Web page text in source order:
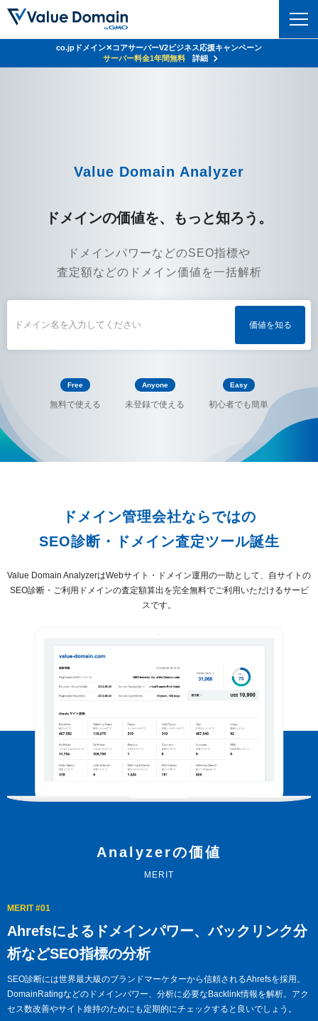
ドメイン価格一覧
.jpドメインオークション
gTLDオークション NEW!
.jpドメインバックオーダー
人気ドメインの種類
Oneレンタルサーバー
セキュリティトップ
SSL証明書
おまかせスタート
紹介制度
ドメイン・ホスティングOEM
Value Domain Analyzer
facebook
x
マニュアル ライブチャット
お問い合わせ
おすすめ One レンタルサーバーを含む最新の機能を使う方
Value Domain Oneにログイン
Yahoo!
GMO ID Amazon
従来のバリュードメインをご利用希望の方
外部サービスでの登録が一部未対応（Google等）
おすすめ One レンタルサーバーを含む最新の機能を使う方
以下でも登録可能
GMO ID Amazon
※AmazonはValue Domain Oneのアカウント作成画面へ遷移します
co.jpドメイン✕コアサーバーV2ビジネス応援キャンペーン
サーバー料金1年間無料
詳細
Value Domain Analyzer
ドメインの価値を、もっと知ろう。
ドメインパワーなどのSEO指標や
査定額などのドメイン価値を一括解析
Free
無料で使える
Anyone
未登録で使える
Easy
初心者でも簡単
ドメイン管理会社ならではの
SEO診断・ドメイン査定ツール誕生
Value Domain AnalyzerはWebサイト・ドメイン運用の一助として、 自サイトの
SEO診断・ご利用ドメインの査定額算出を完全無料でご利用いただけるサービ
スです。
Analyzerの価値
MERIT
MERIT #01
Ahrefsによるドメインパワー、バックリンク分
析などSEO指標の分析
SEO診断には世界最大級のブランドマーケターから信頼されるAhrefsを採用。
DomainRatingなどのドメインパワー、分析に必要なBacklink情報を解析。 アク
セス数改善やサイト維持のためにも定期的にチェックすると良いでしょう。